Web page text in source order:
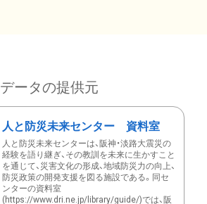
データの提供元
人と防災未来センター 資料室
人と防災未来センターは、阪神・淡路大震災の
経験を語り継ぎ、その教訓を未来に生かすこと
を通じて、災害文化の形成、地域防災力の向上、
防災政策の開発支援を図る施設である。同セ
ンターの資料室
(https://www.dri.ne.jp/library/guide/)では、阪